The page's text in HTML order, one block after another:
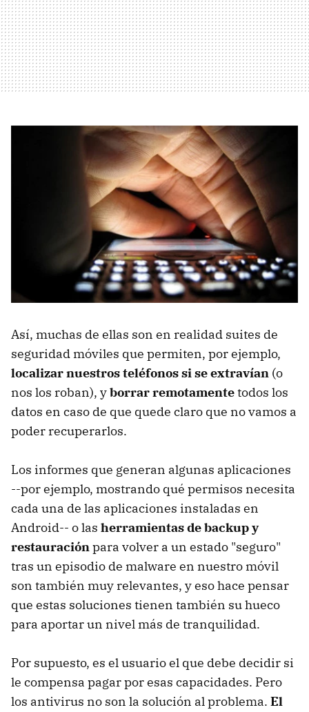
Así, muchas de ellas son en realidad suites de
seguridad móviles que permiten, por ejemplo,
localizar nuestros teléfonos si se extravían (o
nos los roban), yborrar remotamentetodos los
datos en caso de que quede claro que no vamos a
poder recuperarlos.
Los informes que generan algunas aplicaciones
--por ejemplo, mostrando qué permisos necesita
cada una de las aplicaciones instaladas en
Android-- o las herramientas de backup y
restauraciónpara volver a un estado "seguro"
tras un episodio de malware en nuestro móvil
son también muy relevantes, y eso hace pensar
que estas soluciones tienen también su hueco
para aportar un nivel más de tranquilidad.
Por supuesto, es el usuario el que debe decidir si
le compensa pagar por esas capacidades. Pero
los antivirus no son la solución al problema. El